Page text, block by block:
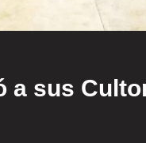
a sus